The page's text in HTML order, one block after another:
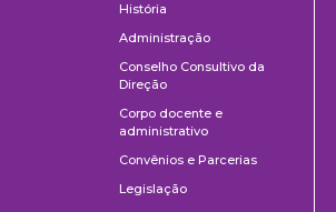
História
Administração
Conselho Consultivo da
Direção
Corpo docente e
administrativo
Convênios e Parcerias
Legislação